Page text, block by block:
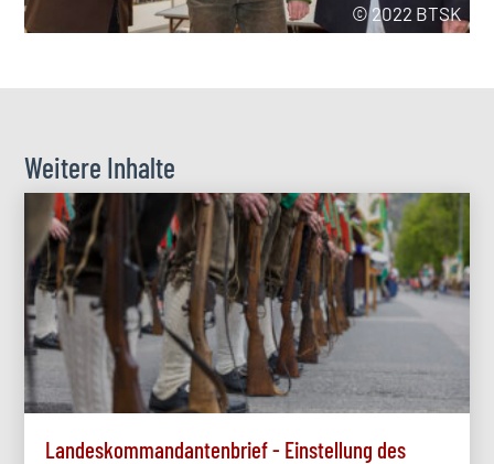
© 2022 BTSK
Weitere Inhalte
Landeskommandantenbrief - Einstellung des